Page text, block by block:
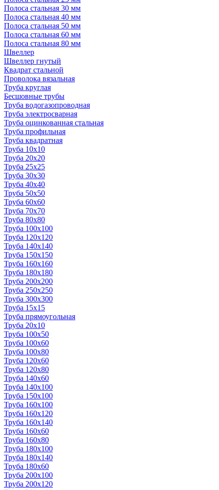
Полоса стальная 30 мм
Полоса стальная 40 мм
Полоса стальная 50 мм
Полоса стальная 60 мм
Полоса стальная 80 мм
Швеллер
Швеллер гнутый
Квадрат стальной
Проволока вязальная
Труба круглая
Бесшовные трубы
Труба водогазопроводная
Труба электросварная
Труба оцинкованная стальная
Труба профильная
Труба квадратная
Труба 10x10
Труба 20x20
Труба 25x25
Труба 30x30
Труба 40x40
Труба 50x50
Труба 60x60
Труба 70x70
Труба 80x80
Труба 100x100
Труба 120x120
Труба 140x140
Труба 150x150
Труба 160x160
Труба 180x180
Труба 200x200
Труба 250x250
Труба 300x300
Труба 15x15
Труба прямоугольная
Труба 20x10
Труба 100x50
Труба 100x60
Труба 100x80
Труба 120x60
Труба 120x80
Труба 140x60
Труба 140x100
Труба 150x100
Труба 160x100
Труба 160x120
Труба 160x140
Труба 160x60
Труба 160x80
Труба 180x100
Труба 180x140
Труба 180x60
Труба 200x100
Труба 200x120